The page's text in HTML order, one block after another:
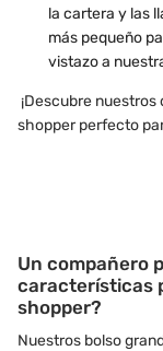
la cartera y las
más pequeño
vistazo a
¡Descubre
shopper perfecto
Un compañero
características
shopper?
Nuestros bolso